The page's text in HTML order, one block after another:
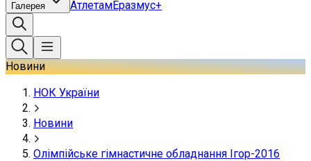
Галерея АтлетамЕразмус+
Новини
НОК України
Новини
Олімпійське гімнастичне обладнання Ігор-2016